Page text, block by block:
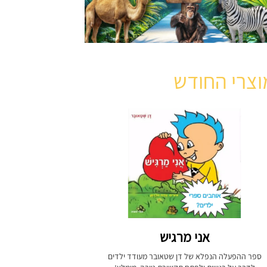
החודש
אני מרגיש
ספר ההפעלה הנפלא של דן שטאובר מעודד ילדים